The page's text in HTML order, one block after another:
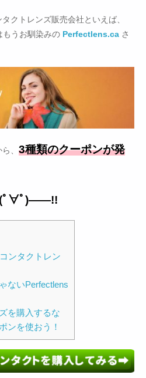
クトレンズ販売会社といえば、
もうお馴染みの Perfectlens.ca さ
、 3種類のクーポンが発
ﾟ∀ﾟ)――!!
ンタクトレン
ないPerfectlens
を購入するな
ンを使おう！